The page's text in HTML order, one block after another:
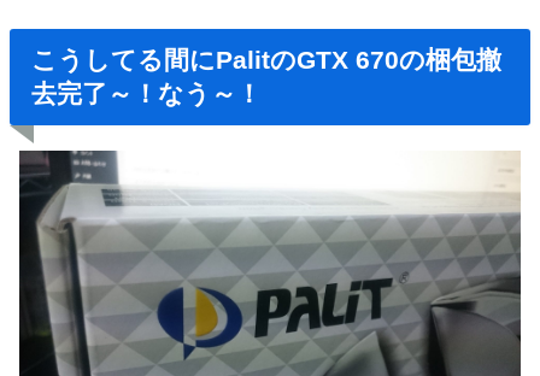
こうしてる間にPalitのGTX 670の梱包撤
去完了～！なう～！